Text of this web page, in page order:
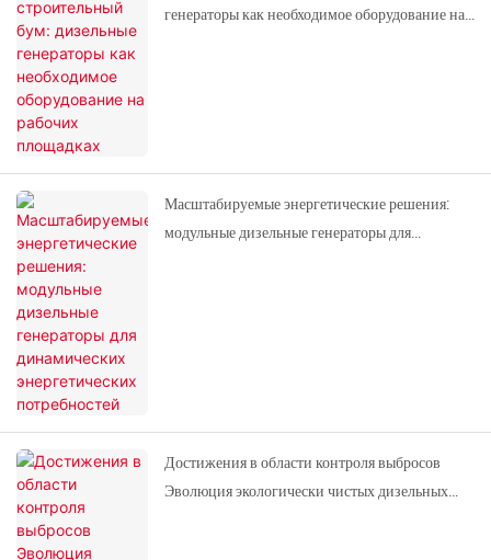
генераторы как необходимое оборудование на
Масштабируемые энергетические решения:
модульные дизельные генераторы для
Достижения в области контроля выбросов
Эволюция экологически чистых дизельных